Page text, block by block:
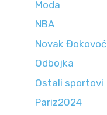
Moda
NBA
Novak Đokovoć
Odbojka
Ostali sportovi
Pariz2024